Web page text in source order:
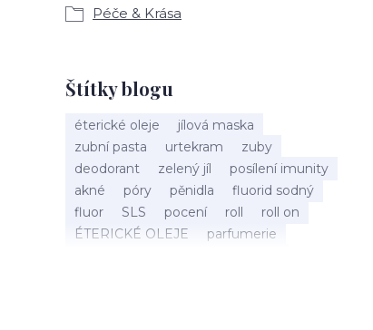
Péče & Krása
Štítky blogu
éterické oleje
jílová maska
zubní pasta
urtekram
zuby
deodorant
zelený jíl
posílení imunity
akné
póry pěnidla
fluorid sodný
fluor
SLS pocení roll
roll on
ÉTERICKÉ OLEJE
parfumerie